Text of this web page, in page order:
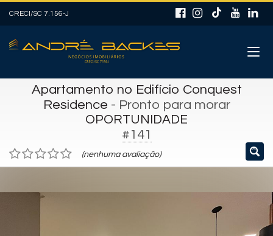
CRECI/SC 7.156-J
Apartamento no Edifício Conquest
Residence - Pronto para morar
OPORTUNIDADE
#141
(nenhuma avaliação)